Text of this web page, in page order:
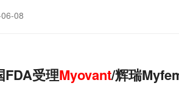
08
FDA受理Myovant/辉瑞